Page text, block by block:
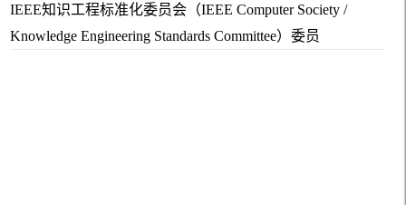
IEEE知识工程标准化委员会（IEEE Computer Society /
Knowledge Engineering Standards Committee）委员